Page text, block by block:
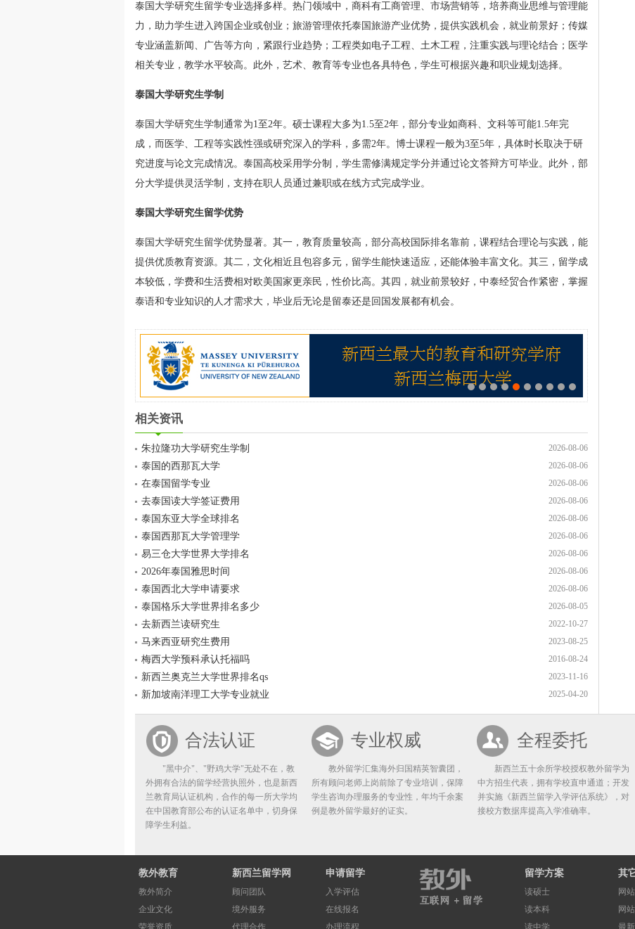
泰国大学研究生留学专业选择多样。热门领域中，商科有工商管理、市场营销等，培养商业思维与管理能
力，助力学生进入跨国企业或创业；旅游管理依托泰国旅游产业优势，提供实践机会，就业前景好；传媒
专业涵盖新闻、广告等方向，紧跟行业趋势；工程类如电子工程、土木工程，注重实践与理论结合；医学
相关专业，教学水平较高。此外，艺术、教育等专业也各具特色，学生可根据兴趣和职业规划选择。
泰国大学研究生学制
泰国大学研究生学制通常为1至2年。硕士课程大多为1.5至2年，部分专业如商科、文科等可能1.5年完
成，而医学、工程等实践性强或研究深入的学科，多需2年。博士课程一般为3至5年，具体时长取决于研
究进度与论文完成情况。泰国高校采用学分制，学生需修满规定学分并通过论文答辩方可毕业。此外，部
分大学提供灵活学制，支持在职人员通过兼职或在线方式完成学业。
泰国大学研究生留学优势
泰国大学研究生留学优势显著。其一，教育质量较高，部分高校国际排名靠前，课程结合理论与实践，能
提供优质教育资源。其二，文化相近且包容多元，留学生能快速适应，还能体验丰富文化。其三，留学成
本较低，学费和生活费相对欧美国家更亲民，性价比高。其四，就业前景较好，中泰经贸合作紧密，掌握
泰语和专业知识的人才需求大，毕业后无论是留泰还是回国发展都有机会。
相关资讯
2026-08-06
朱拉隆功大学研究生学制
2026-08-06
泰国的西那瓦大学
2026-08-06
在泰国留学专业
2026-08-06
去泰国读大学签证费用
2026-08-06
泰国东亚大学全球排名
2026-08-06
泰国西那瓦大学管理学
2026-08-06
易三仓大学世界大学排名
2026-08-06
2026年泰国雅思时间
2026-08-06
泰国西北大学申请要求
2026-08-05
泰国格乐大学世界排名多少
2022-10-27
去新西兰读研究生
2023-08-25
马来西亚研究生费用
2016-08-24
梅西大学预科承认托福吗
2023-11-16
新西兰奥克兰大学世界排名qs
2025-04-20
新加坡南洋理工大学专业就业
合法认证
"黑中介"、"野鸡大学"无处不在，教
外拥有合法的留学经营执照外，也是新西
兰教育局认证机构，合作的每一所大学均
在中国教育部公布的认证名单中，切身保
障学生利益。
专业权威
教外留学汇集海外归国精英智囊团，
所有顾问老师上岗前除了专业培训，保障
学生咨询办理服务的专业性，年均千余案
例是教外留学最好的证实。
全程委托
新西兰五十余所学校授权教外留学为
中方招生代表，拥有学校直申通道；开发
并实施《新西兰留学入学评估系统》，对
接校方数据库提高入学准确率。
教外教育
教外简介
企业文化
荣誉资质
新西兰留学网
顾问团队
境外服务
代理合作
申请留学
入学评估
在线报名
办理流程
留学方案
读硕士
读本科
读中学
其
网
网
最